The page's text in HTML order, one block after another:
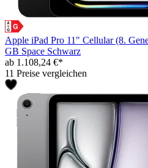
Apple iPad Pro 11" Cellular (8.
GB Space Schwarz
ab 1.108,24 €*
11 Preise vergleichen